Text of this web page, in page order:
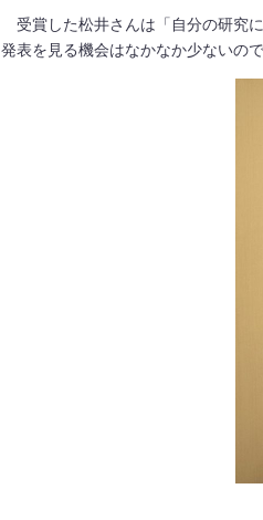
受賞した松井さんは「自分の研究
発表を見る機会はなかなか少ないの